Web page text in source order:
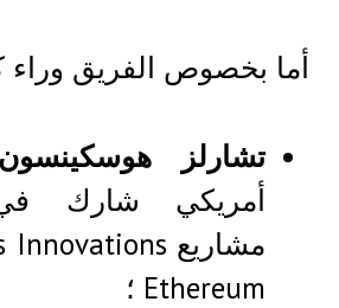
أما بخصوص الفريق وراء
تشارلز
أمريكي شارك
Ethereum ؛